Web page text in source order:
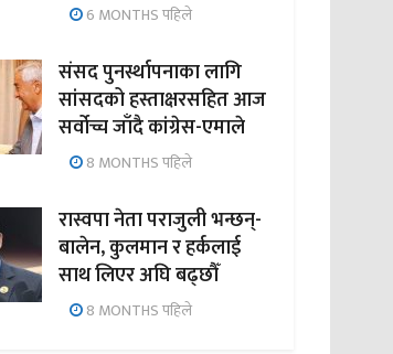
6 MONTHS पहिले
संसद पुनर्स्थापनाका लागि
सांसदको हस्ताक्षरसहित आज
सर्वोच्च जाँदै कांग्रेस-एमाले
8 MONTHS पहिले
रास्वपा नेता पराजुली भन्छन्-
बालेन, कुलमान र हर्कलाई
साथ लिएर अघि बढ्छौँ
8 MONTHS पहिले